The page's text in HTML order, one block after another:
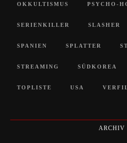
OKKULTISMUS PSYCHO-
SERIENKILLER SLASHER
SPANIEN SPLATTER
STREAMING SÜDKOREA
TOPLISTE USA
ARCHIV